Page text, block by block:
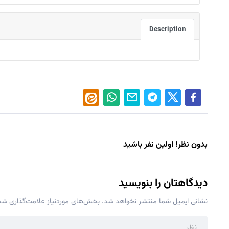
Description
بدون نظر! اولین نفر باشید
دیدگاهتان را بنویسید
نشانی ایمیل شما منتشر نخواهد شد. بخش‌های موردنیاز علامت‌گذاری